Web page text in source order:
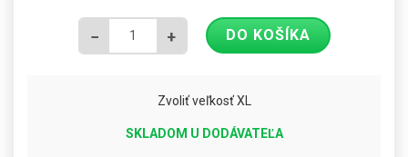
− + DO KOŠÍKA
Zvoliť veľkosť XL
SKLADOM U DODÁVATEĽA